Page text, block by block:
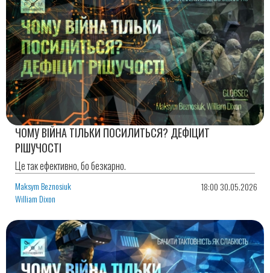
ЧОМУ ВІЙНА ТІЛЬКИ ПОСИЛИТЬСЯ? ДЕФІЦИТ
РІШУЧОСТІ
Це так ефективно, бо безкарно.
Maksym Beznosiuk
William Dixon
18:00 30.05.2026